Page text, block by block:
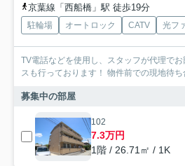
京葉線「西船橋」駅 徒歩19分
駐輪場 オートロック CATV 光フ
TV電話などを使用し、スタッフが代理で
スも行っております！ 物件前での現地待
募集中の部屋
102
7.3万円
1階 / 26.71㎡ / 1K